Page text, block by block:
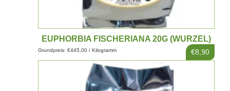
EUPHORBIA FISCHERIANA 20G (WURZEL)
€8,90
Grundpreis: €445,00 / Kilogramm